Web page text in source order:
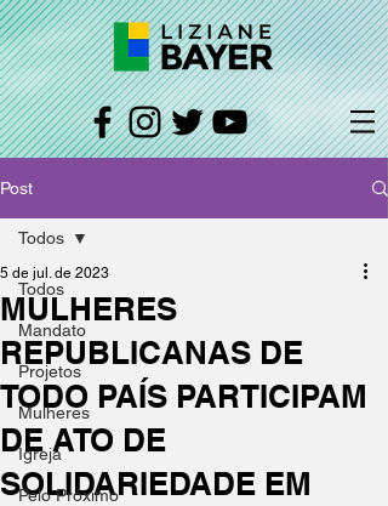
Post
Todos
Mandato
Projetos
Mulheres
Igreja
Pelo Próximo
Todos
MULHERES
REPUBLICANAS DE
TODO PAÍS PARTICIPAM
DE ATO DE
SOLIDARIEDADE EM
5 de jul. de 2023